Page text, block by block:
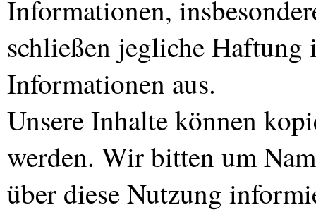
Informationen,
schließen jegliche Haftung
Informationen aus.
Unsere Inhalte können
werden. Wir bitten um
über diese Nutzung